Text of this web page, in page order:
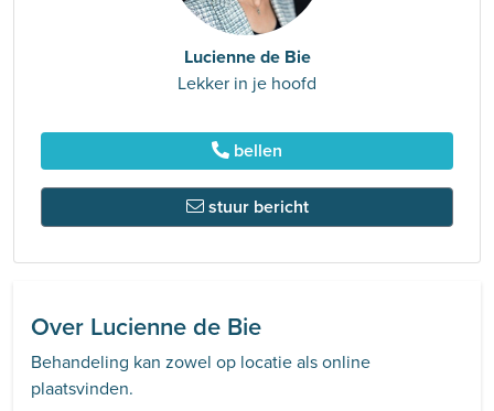
Lucienne de Bie
Lekker in je hoofd
bellen
stuur bericht
Over Lucienne de Bie
Behandeling kan zowel op locatie als online
plaatsvinden.